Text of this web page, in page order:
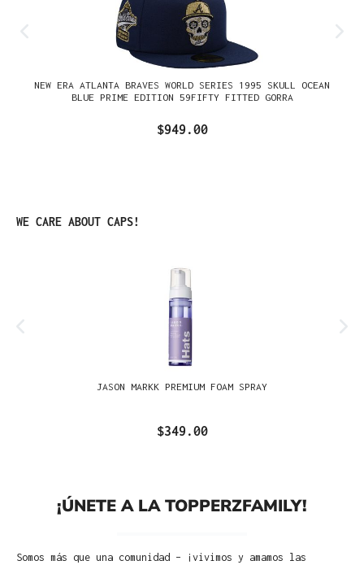
NEW ERA ATLANTA BRAVES WORLD SERIES 1995 SKULL OCEAN
BLUE PRIME EDITION 59FIFTY FITTED GORRA
$949.00
Omitir la galería de productos
WE CARE ABOUT CAPS!
JASON MARKK PREMIUM FOAM SPRAY
$349.00
¡ÚNETE A LA TOPPERZFAMILY!
Somos más que una comunidad – ¡vivimos y amamos las